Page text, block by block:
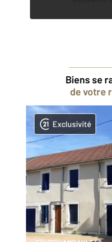
Biens se
de votre
Exclusivité